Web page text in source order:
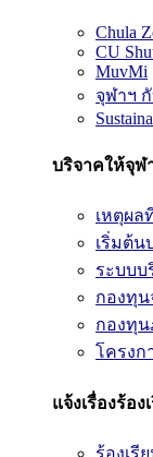
Chula
CU
MuvMi
จุฬาฯ
บริจาคให้จุฬ
เหตุผล
เริ่มต้น
ระบบบ
กองทุ
กองทุน
โครงก
แจ้งเรื่องร้อง
ร้องเรี